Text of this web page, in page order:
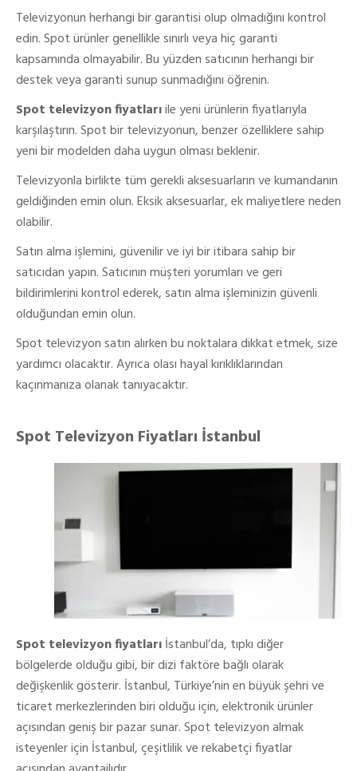
Televizyonun herhangi bir garantisi olup olmadığını kontrol
edin. Spot ürünler genellikle sınırlı veya hiç garanti
kapsamında olmayabilir. Bu yüzden satıcının herhangi bir
destek veya garanti sunup sunmadığını öğrenin.
Spot televizyon fiyatlarıile yeni ürünlerin fiyatlarıyla
karşılaştırın. Spot bir televizyonun, benzer özelliklere sahip
yeni bir modelden daha uygun olması beklenir.
Televizyonla birlikte tüm gerekli aksesuarların ve kumandanın
geldiğinden emin olun. Eksik aksesuarlar, ek maliyetlere neden
olabilir.
Satın alma işlemini, güvenilir ve iyi bir itibara sahip bir
satıcıdan yapın. Satıcının müşteri yorumları ve geri
bildirimlerini kontrol ederek, satın alma işleminizin güvenli
olduğundan emin olun.
Spot televizyon satın alırken bu noktalara dikkat etmek, size
yardımcı olacaktır. Ayrıca olası hayal kırıklıklarından
kaçınmanıza olanak tanıyacaktır.
Spot Televizyon Fiyatları İstanbul
Spot televizyon fiyatlarıİstanbul’da, tıpkı diğer
bölgelerde olduğu gibi, bir dizi faktöre bağlı olarak
değişkenlik gösterir. İstanbul, Türkiye’nin en büyük şehri ve
ticaret merkezlerinden biri olduğu için, elektronik ürünler
açısından geniş bir pazar sunar. Spot televizyon almak
isteyenler için İstanbul, çeşitlilik ve rekabetçi fiyatlar